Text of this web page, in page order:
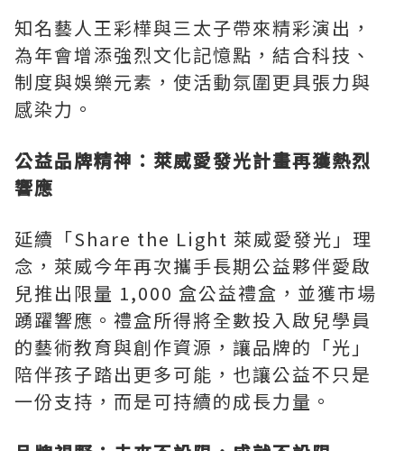
知名藝人王彩樺與三太子帶來精彩演出，
為年會增添強烈文化記憶點，結合科技、
制度與娛樂元素，使活動氛圍更具張力與
感染力。
公益品牌精神：萊威愛發光計畫再獲熱烈
響應
延續「Share the Light 萊威愛發光」理
念，萊威今年再次攜手長期公益夥伴愛啟
兒推出限量 1,000 盒公益禮盒，並獲市場
踴躍響應。禮盒所得將全數投入啟兒學員
的藝術教育與創作資源，讓品牌的「光」
陪伴孩子踏出更多可能，也讓公益不只是
一份支持，而是可持續的成長力量。